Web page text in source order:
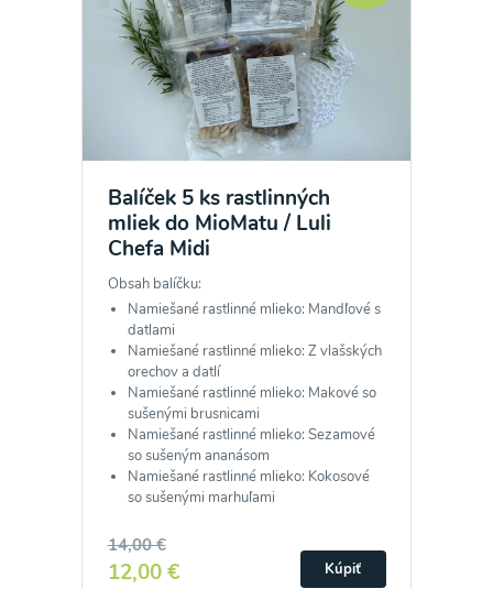
Balíček 5 ks rastlinných
mliek do MioMatu / Luli
Chefa Midi
Obsah balíčku:
Namiešané rastlinné mlieko: Mandľové s
datlami
Namiešané rastlinné mlieko: Z vlašských
orechov a datlí
Namiešané rastlinné mlieko: Makové so
sušenými brusnicami
Namiešané rastlinné mlieko: Sezamové
so sušeným ananásom
Namiešané rastlinné mlieko: Kokosové
so sušenými marhuľami
14,00 €
12,00 € Kúpiť